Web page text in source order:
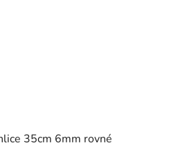
35cm 6mm rovné